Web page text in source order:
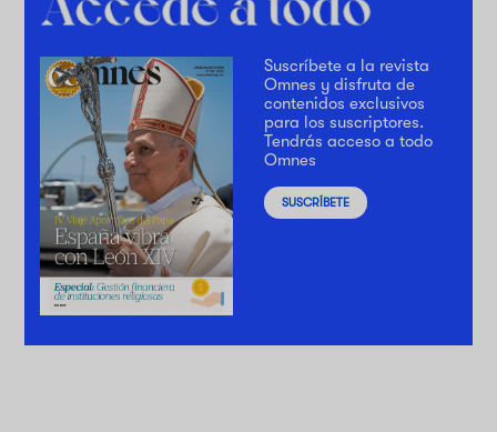
Suscríbete a la revista
Omnes y disfruta de
contenidos exclusivos
para los suscriptores.
Tendrás acceso a todo
Omnes
SUSCRÍBETE